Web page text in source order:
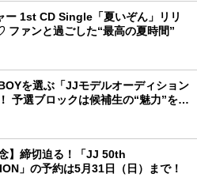
ー 1st CD Single「夏いぞん」リリ
ファンと過ごした“最高の夏時間”
を選ぶ「JJモデルオーディション
予選ブロックは候補生の“魅力”を重
に変わります
】締切迫る！「JJ 50th
」の予約は5月31日（日）まで！